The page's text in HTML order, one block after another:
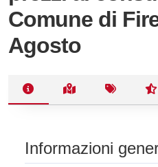
Comune di
Agosto
Informazioni